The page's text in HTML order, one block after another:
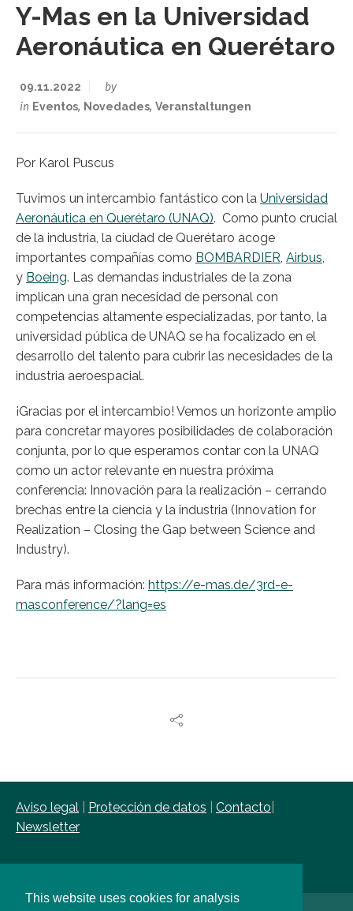
This website uses cookies for analysis
Y-Mas en la Universidad
Aeronáutica en Querétaro
09.11.2022
by
in Eventos, Novedades, Veranstaltungen
Por Karol Puscus
Tuvimos un intercambio fantástico con la Universidad
Aeronáutica en Querétaro (UNAQ). Como punto crucial
de la industria, la ciudad de Querétaro acoge
importantes compañías como BOMBARDIER, Airbus,
y Boeing. Las demandas industriales de la zona
implican una gran necesidad de personal con
competencias altamente especializadas, por tanto, la
universidad pública de UNAQ se ha focalizado en el
desarrollo del talento para cubrir las necesidades de la
industria aeroespacial.
¡Gracias por el intercambio! Vemos un horizonte amplio
para concretar mayores posibilidades de colaboración
conjunta, por lo que esperamos contar con la UNAQ
como un actor relevante en nuestra próxima
conferencia: Innovación para la realización – cerrando
brechas entre la ciencia y la industria (Innovation for
Realization – Closing the Gap between Science and
Industry).
Para más información: https://e-mas.de/3rd-e-
masconference/?lang=es
Aviso legal Protección de datos Contacto
Newsletter